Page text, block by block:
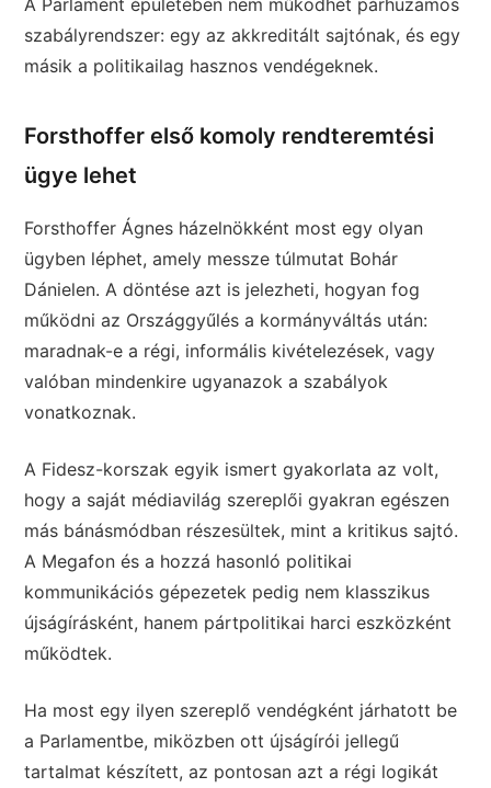
A Parlament épületében nem működhet párhuzamos
szabályrendszer: egy az akkreditált sajtónak, és egy
másik a politikailag hasznos vendégeknek.
Forsthoffer első komoly rendteremtési
ügye lehet
Forsthoffer Ágnes házelnökként most egy olyan
ügyben léphet, amely messze túlmutat Bohár
Dánielen. A döntése azt is jelezheti, hogyan fog
működni az Országgyűlés a kormányváltás után:
maradnak-e a régi, informális kivételezések, vagy
valóban mindenkire ugyanazok a szabályok
vonatkoznak.
A Fidesz-korszak egyik ismert gyakorlata az volt,
hogy a saját médiavilág szereplői gyakran egészen
más bánásmódban részesültek, mint a kritikus sajtó.
A Megafon és a hozzá hasonló politikai
kommunikációs gépezetek pedig nem klasszikus
újságírásként, hanem pártpolitikai harci eszközként
működtek.
Ha most egy ilyen szereplő vendégként járhatott be
a Parlamentbe, miközben ott újságírói jellegű
tartalmat készített, az pontosan azt a régi logikát